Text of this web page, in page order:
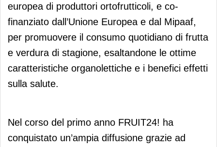
europea di produttori ortofrutticoli, e co-
finanziato dall’Unione Europea e dal Mipaaf,
per promuovere il consumo quotidiano di frutta
e verdura di stagione, esaltandone le ottime
caratteristiche organolettiche e i benefici effetti
sulla salute.
Nel corso del primo anno FRUIT24! ha
conquistato un’ampia diffusione grazie ad